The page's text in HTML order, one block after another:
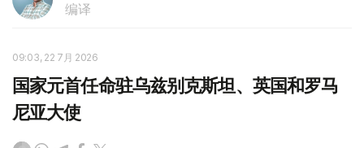
编译
09:03, 22 7月 2026
国家元首任命驻乌兹别克斯坦、英国和罗马
尼亚大使